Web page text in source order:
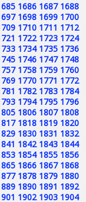
1686 1687 1688
1698 1699 1700
1710 1711 1712
1722 1723 1724
1734 1735 1736
1746 1747 1748
1758 1759 1760
1770 1771 1772
1782 1783 1784
1794 1795 1796
1806 1807 1808
1818 1819 1820
1830 1831 1832
1842 1843 1844
1854 1855 1856
1866 1867 1868
1878 1879 1880
1890 1891 1892
1902 1903 1904